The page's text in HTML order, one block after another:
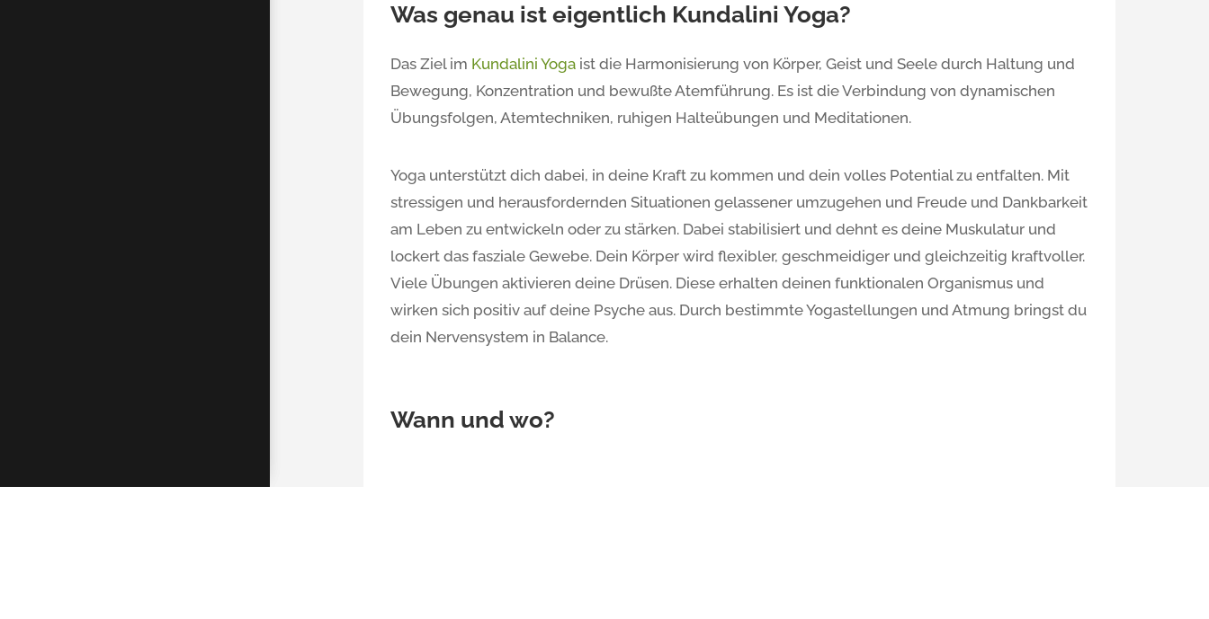
Was genau ist eigentlich Kundalini Yoga?
Das Ziel im Kundalini Yoga ist die Harmonisierung von Körper, Geist und Seele durch Haltung und
Bewegung, Konzentration und bewußte Atemführung. Es ist die Verbindung von dynamischen
Übungsfolgen, Atemtechniken, ruhigen Halteübungen und Meditationen.
Yoga unterstützt dich dabei, in deine Kraft zu kommen und dein volles Potential zu entfalten. Mit
stressigen und herausfordernden Situationen gelassener umzugehen und Freude und Dankbarkeit
am Leben zu entwickeln oder zu stärken. Dabei stabilisiert und dehnt es deine Muskulatur und
lockert das fasziale Gewebe. Dein Körper wird flexibler, geschmeidiger und gleichzeitig kraftvoller.
Viele Übungen aktivieren deine Drüsen. Diese erhalten deinen funktionalen Organismus und
wirken sich positiv auf deine Psyche aus. Durch bestimmte Yogastellungen und Atmung bringst du
dein Nervensystem in Balance.
Wann und wo?